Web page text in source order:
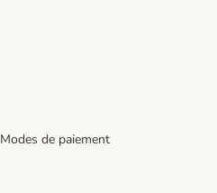
Modes de paiement